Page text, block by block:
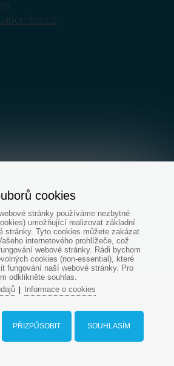
vyhrazena - www.aquapondcz.cz
Tvorba web stránekod
cookies
stránky používáme nezbytné
umožňující realizovat základní
stránky. Tyto cookies můžete zakázat
internetového prohlížeče, což
webové stránky. Rádi bychom
cookies (non-essential), které
fungování naší webové stránky. Pro
odklikněte souhlas.
| Informace o cookies
SOUHLASÍM
PŘIZPŮSOBIT